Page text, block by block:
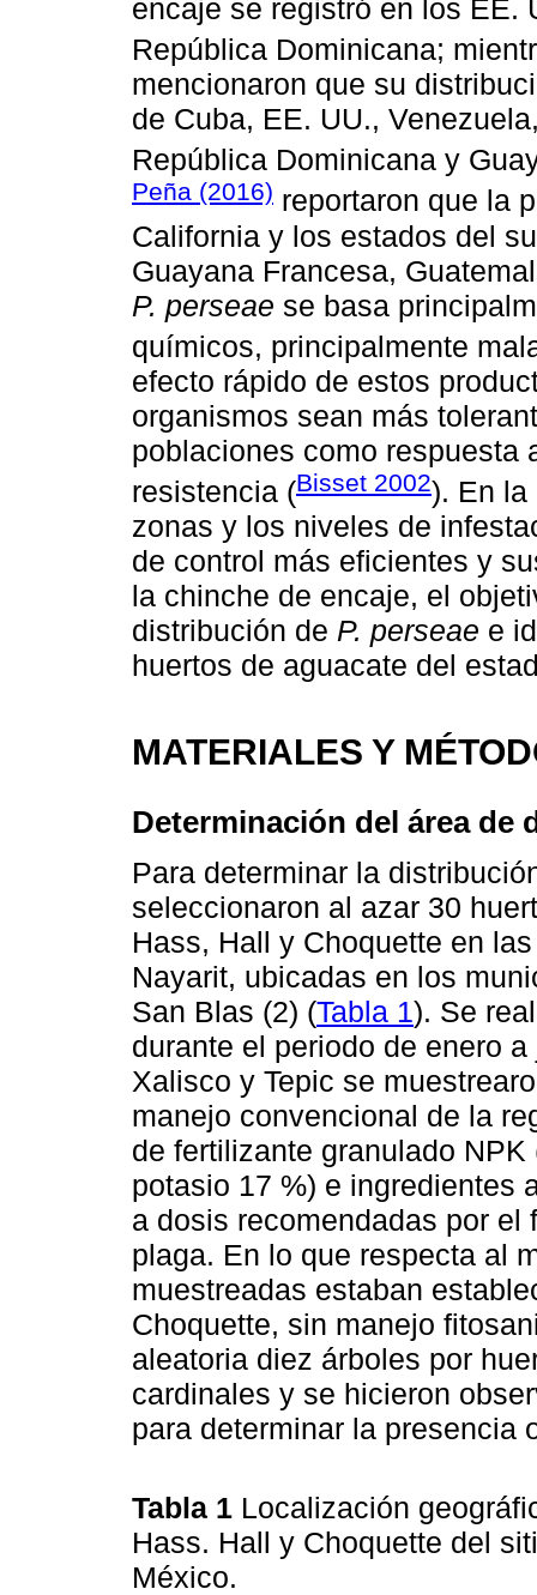
encaje se registró en los EE.
República Dominicana;
mencionaron que su
de Cuba, EE. UU.,
República Dominicana y
Peña (2016) reportaron que la
California y los estados del
Guayana Francesa,
P. perseae se basa
químicos, principalmente
efecto rápido de estos
organismos sean más
poblaciones como respuesta
resistencia (Bisset 2002). En la
zonas y los niveles de
de control más eficientes y
la chinche de encaje, el
distribución de P. perseae e
huertos de aguacate del
MATERIALES Y
Determinación del área de
Para determinar la
seleccionaron al azar 30
Hass, Hall y Choquette en
Nayarit, ubicadas en los
San Blas (2) (Tabla 1). Se
durante el periodo de enero
Xalisco y Tepic se
manejo convencional de la
de fertilizante granulado
potasio 17 %) e ingredientes
a dosis recomendadas por
plaga. En lo que respecta al
muestreadas estaban
Choquette, sin manejo
aleatoria diez árboles por
cardinales y se hicieron
para determinar la presencia
Tabla 1 Localización
Hass. Hall y Choquette del
México.